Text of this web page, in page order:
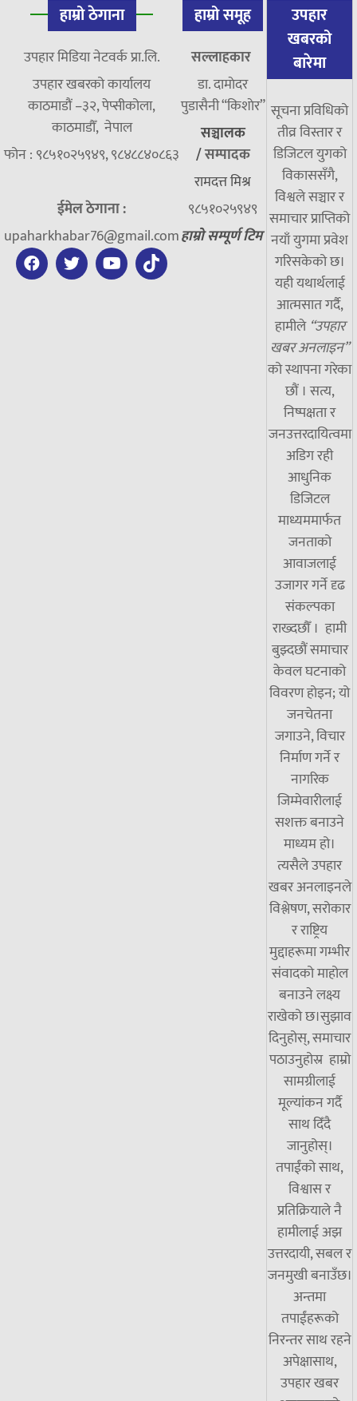
हाम्रो ठेगाना
उपहार मिडिया नेटवर्क प्रा.लि.
उपहार खबरको कार्यालय
काठमाडौं –३२, पेप्सीकोला,
काठमाडौँ, नेपाल
फोन : ९८५१०२५९४९, ९८४८८४०८६३
ईमेल ठेगाना :
upaharkhabar76@gmail.com
हाम्रो समूह
सल्लाहकार
डा. दामाेदर
पुडासैनी “किशाेर”
सञ्चालक
/सम्पादक
रामदत्त मिश्र
९८५१०२५९४९
हाम्रो सम्पूर्ण टिम
उपहार
खबरको
बारेमा
सूचना प्रविधिको
तीव्र विस्तार र
डिजिटल युगको
विकाससँगै,
विश्वले सञ्चार र
समाचार प्राप्तिको
नयाँ युगमा प्रवेश
गरिसकेको छ।
यही यथार्थलाई
आत्मसात गर्दै,
हामीले “उपहार
खबर अनलाइन”
को स्थापना गरेका
छौं । सत्य,
निष्पक्षता र
जनउत्तरदायित्वमा
अडिग रही
आधुनिक
डिजिटल
माध्यममार्फत
जनताको
आवाजलाई
उजागर गर्ने दृढ
संकल्पका
राख्दछौँ । हामी
बुझ्दछौं समाचार
केवल घटनाको
विवरण होइन; यो
जनचेतना
जगाउने, विचार
निर्माण गर्ने र
नागरिक
जिम्मेवारीलाई
सशक्त बनाउने
माध्यम हो।
त्यसैले उपहार
खबर अनलाइनले
विश्लेषण, सरोकार
र राष्ट्रिय
मुद्दाहरूमा गम्भीर
संवादको माहोल
बनाउने लक्ष्य
राखेको छ।सुझाव
दिनुहोस्, समाचार
पठाउनुहोस्र हाम्रो
सामग्रीलाई
मूल्यांकन गर्दै
साथ दिँदै
जानुहोस्।
तपाईंको साथ,
विश्वास र
प्रतिक्रियाले नै
हामीलाई अझ
उत्तरदायी, सबल र
जनमुखी बनाउँछ।
अन्तमा
तपाईंहरूको
निरन्तर साथ रहने
अपेक्षासाथ,
उपहार खबर